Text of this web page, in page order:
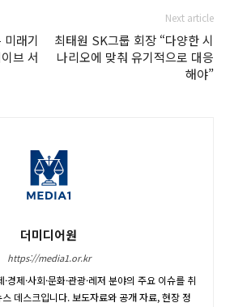
래기
브 서
Next article
최태원 SK그룹 회장 “다양한 시
나리오에 맞춰 유기적으로 대응
해야”
더미디어원
https://media1.or.kr
경제·사회·문화·관광·레저 분야의 주요 이슈를 취
데스크입니다. 보도자료와 공개 자료, 현장 정